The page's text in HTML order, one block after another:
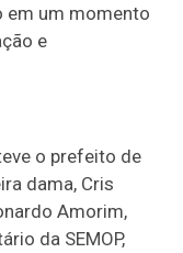
em um momento
e
o prefeito de
dama, Cris
Amorim,
da SEMOP,